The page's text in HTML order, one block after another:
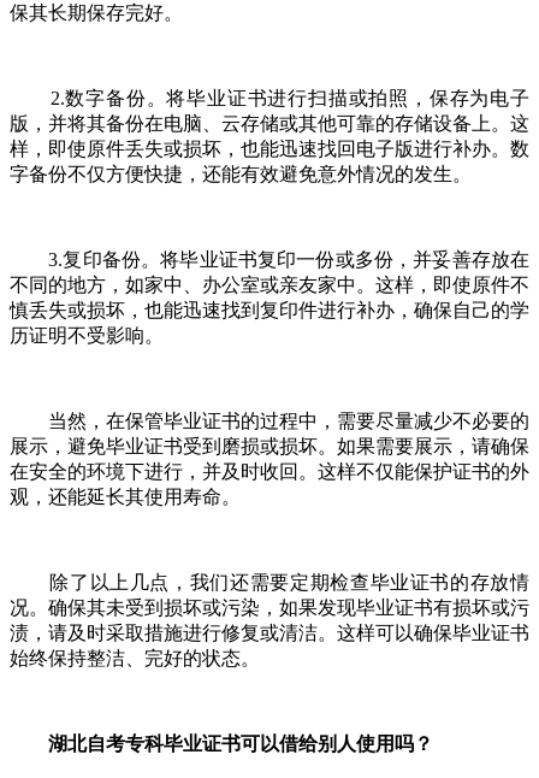
保其长期保存完好。
2.数字备份。将毕业证书进行扫描或拍照，保存为电子
版，并将其备份在电脑、云存储或其他可靠的存储设备上。这
样，即使原件丢失或损坏，也能迅速找回电子版进行补办。数
字备份不仅方便快捷，还能有效避免意外情况的发生。
3.复印备份。将毕业证书复印一份或多份，并妥善存放在
不同的地方，如家中、办公室或亲友家中。这样，即使原件不
慎丢失或损坏，也能迅速找到复印件进行补办，确保自己的学
历证明不受影响。
当然，在保管毕业证书的过程中，需要尽量减少不必要的
展示，避免毕业证书受到磨损或损坏。如果需要展示，请确保
在安全的环境下进行，并及时收回。这样不仅能保护证书的外
观，还能延长其使用寿命。
除了以上几点，我们还需要定期检查毕业证书的存放情
况。确保其未受到损坏或污染，如果发现毕业证书有损坏或污
渍，请及时采取措施进行修复或清洁。这样可以确保毕业证书
始终保持整洁、完好的状态。
湖北自考专科毕业证书可以借给别人使用吗？